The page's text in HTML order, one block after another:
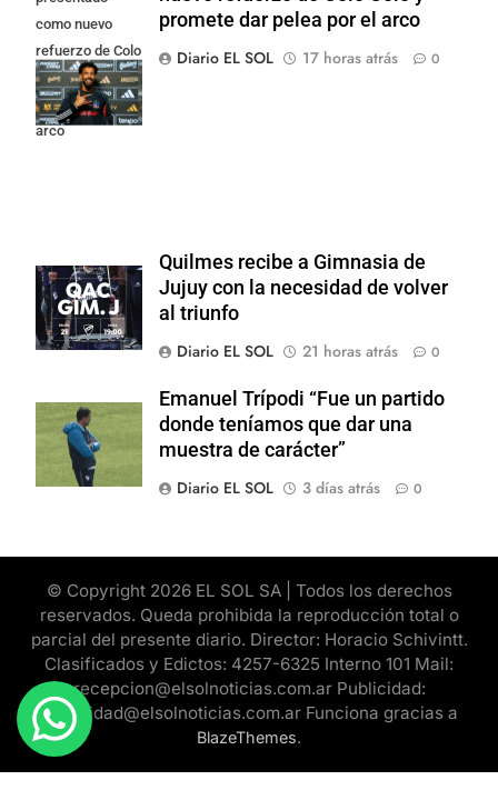
como nuevo
refuerzo de Colo
Colo y promete
dar pelea por el
arco
promete dar pelea por el arco
Diario EL SOL
17 horas atrás 0
Quilmes recibe a Gimnasia de
Jujuy con la necesidad de volver
al triunfo
Diario EL SOL
21 horas atrás 0
Emanuel Trípodi “Fue un partido
donde teníamos que dar una
muestra de carácter”
Diario EL SOL
3 días atrás 0
© Copyright 2026 EL SOL SA | Todos los derechos
reservados. Queda prohibida la reproducción total o
parcial del presente diario. Director: Horacio Schivintt.
Clasificados y Edictos: 4257-6325 Interno 101 Mail:
recepcion@elsolnoticias.com.ar Publicidad:
publicidad@elsolnoticias.com.ar Funciona gracias a
BlazeThemes.